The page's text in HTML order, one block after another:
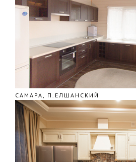
САМАРА, П.ЕЛШАНСКИЙ